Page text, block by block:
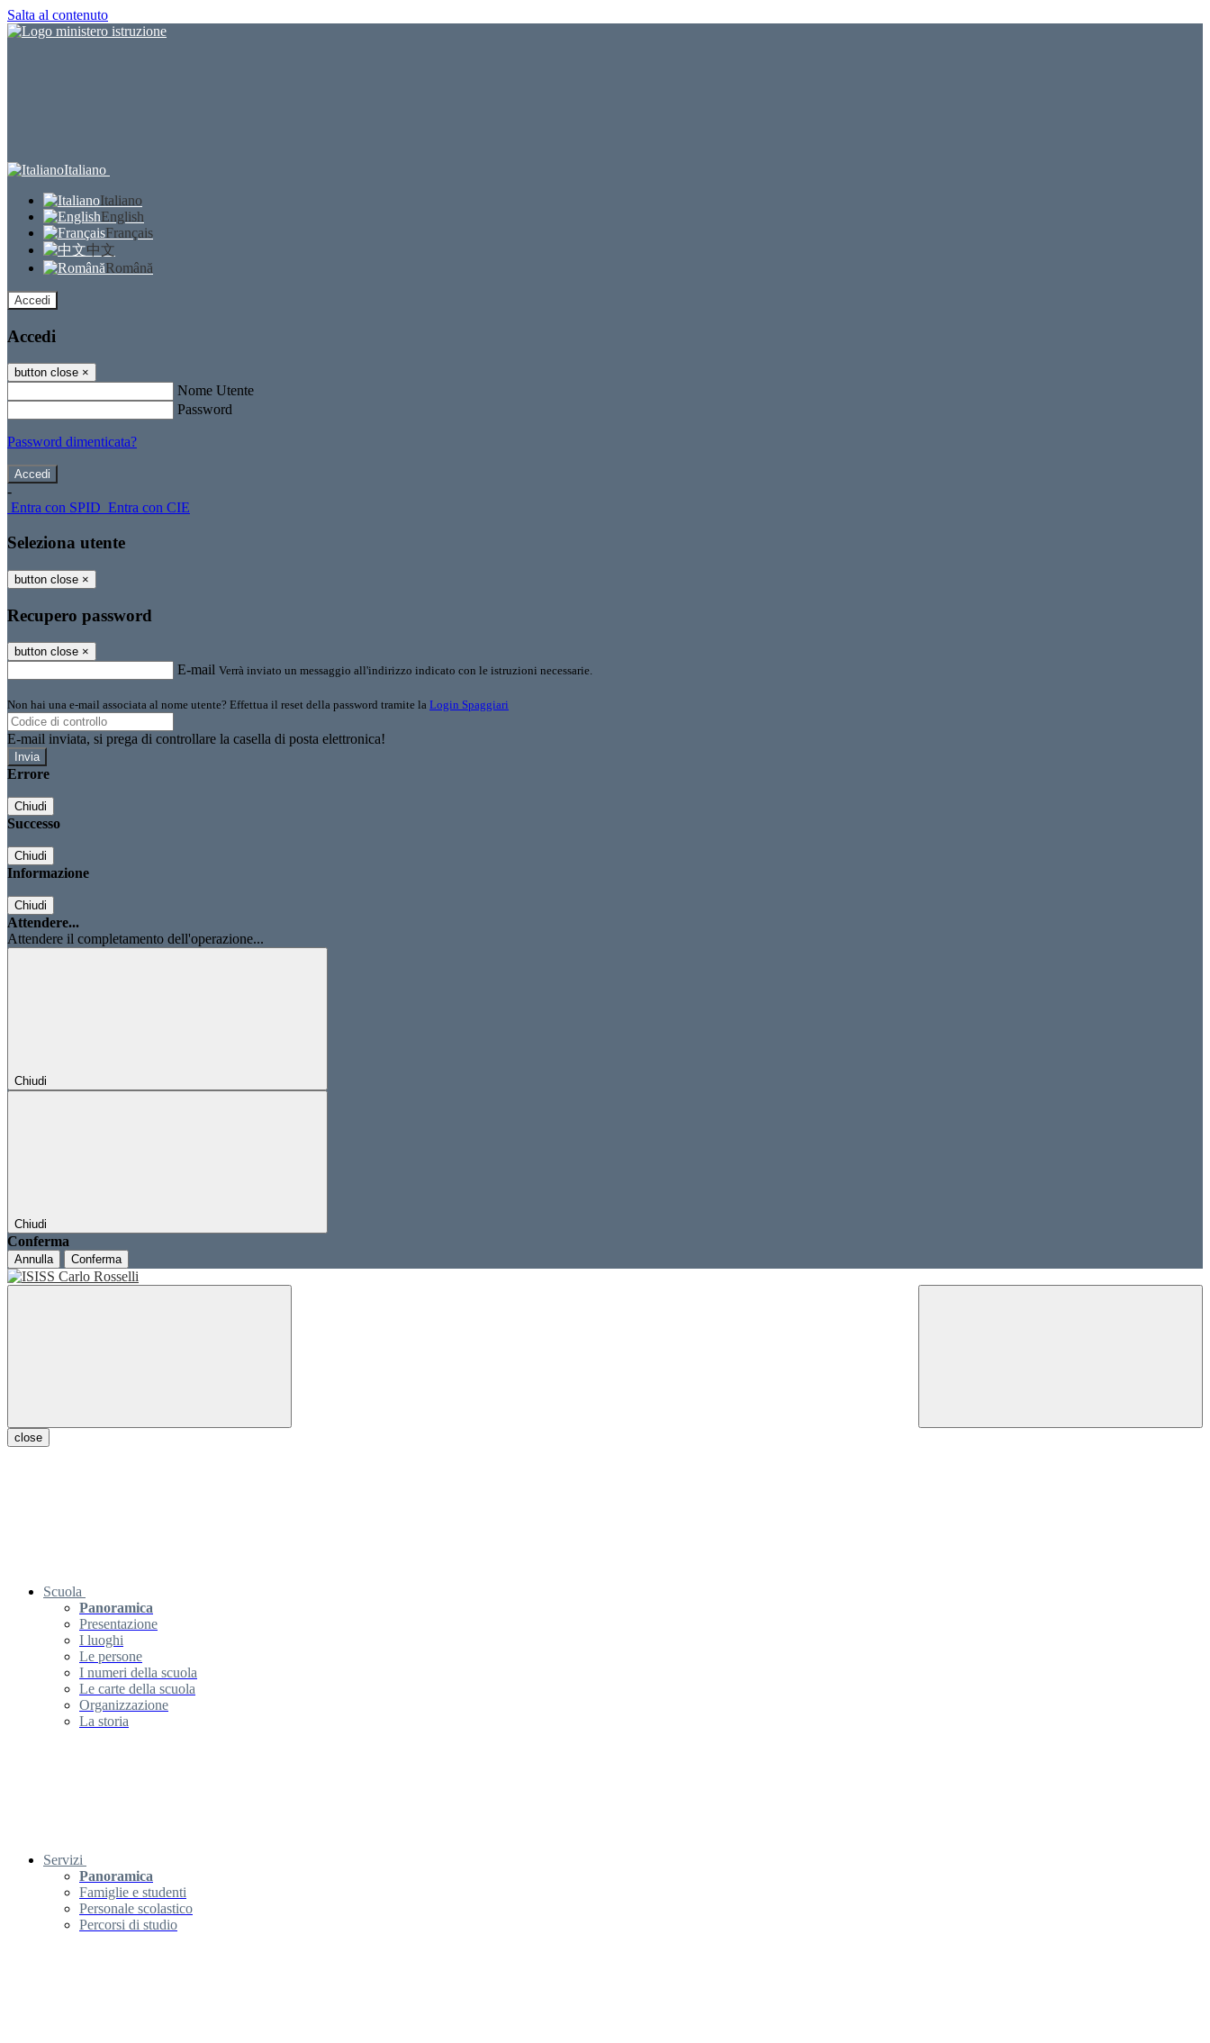
Salta al contenuto
Italiano
Italiano
English
Français
中文
Română
Accedi
Accedi
button close ×
Nome Utente
Password
Password dimenticata?
-
Entra con SPID Entra con CIE
Seleziona utente
button close ×
Recupero password
button close ×
E-mail Verrà inviato un messaggio all'indirizzo indicato con le istruzioni necessarie.
Non hai una e-mail associata al nome utente? Effettua il reset della password tramite la Login Spaggiari
E-mail inviata, si prega di controllare la casella di posta elettronica!
Errore
Chiudi
Successo
Chiudi
Informazione
Chiudi
Attendere...
Attendere il completamento dell'operazione...
Chiudi
Chiudi
Conferma
Annulla Conferma
close
Scuola
Panoramica
Presentazione
I luoghi
Le persone
I numeri della scuola
Le carte della scuola
Organizzazione
La storia
Servizi
Panoramica
Famiglie e studenti
Personale scolastico
Percorsi di studio